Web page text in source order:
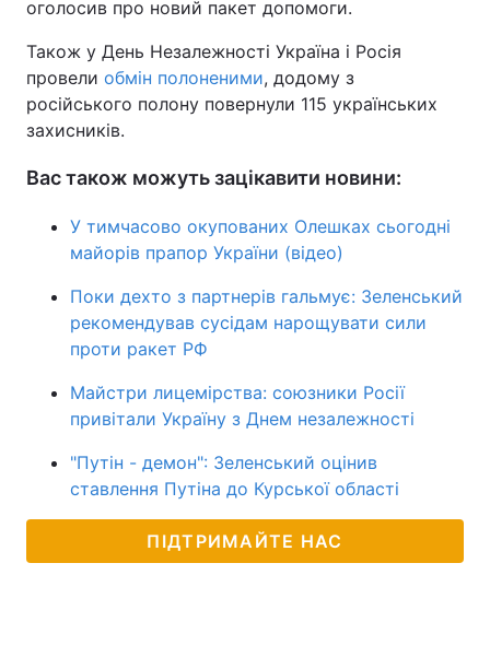
оголосив про новий пакет допомоги.
Також у День Незалежності Україна і Росія
провели обмін полоненими, додому з
російського полону повернули 115 українських
захисників.
Вас також можуть зацікавити новини:
У тимчасово окупованих Олешках сьогодні
майорів прапор України (відео)
Поки дехто з партнерів гальмує: Зеленський
рекомендував сусідам нарощувати сили
проти ракет РФ
Майстри лицемірства: союзники Росії
привітали Україну з Днем незалежності
"Путін - демон": Зеленський оцінив
ставлення Путіна до Курської області
ПІДТРИМАЙТЕ НАС